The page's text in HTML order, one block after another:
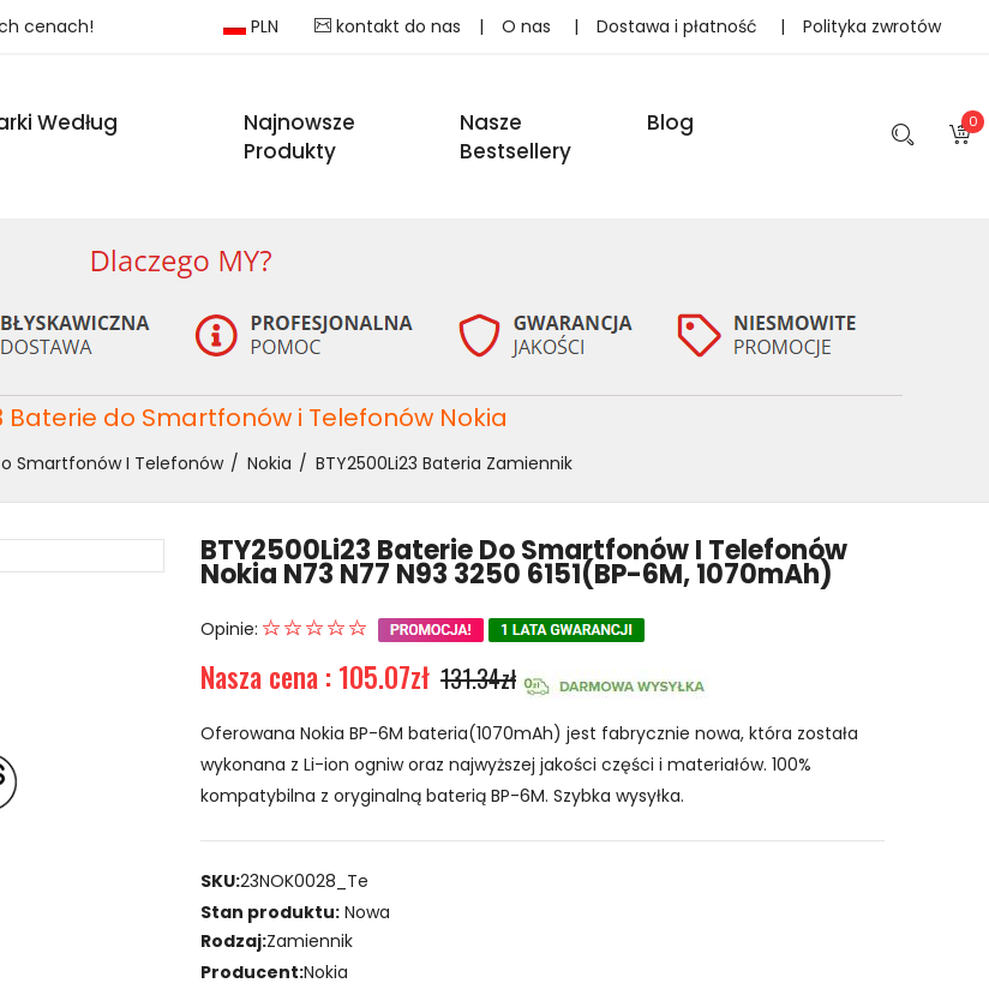
cenach! PLN kontakt do nas | O nas | Dostawa i płatność | Polityka zwrotów
Według
Najnowsze
Produkty
Nasze
Bestsellery
Blog 0
Baterie do Smartfonów i Telefonów Nokia
Smartfonów I Telefonów Nokia BTY2500Li23 Bateria Zamiennik
BTY2500Li23 Baterie Do Smartfonów I Telefonów
Nokia N73 N77 N93 3250 6151(BP-6M, 1070mAh)
Opinie:
Nasza cena : 105.07zł 131.34zł
Oferowana Nokia BP-6M bateria(1070mAh) jest fabrycznie nowa, która została
wykonana z Li-ion ogniw oraz najwyższej jakości części i materiałów. 100%
kompatybilna z oryginalną baterią BP-6M. Szybka wysyłka.
SKU:23NOK0028_Te
Stan produktu: Nowa
Rodzaj:Zamiennik
Producent:Nokia